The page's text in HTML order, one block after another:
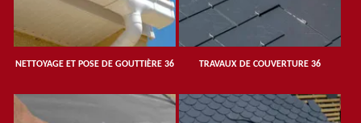
NETTOYAGE ET POSE DE GOUTTIÈRE 36 TRAVAUX DE COUVERTURE 36